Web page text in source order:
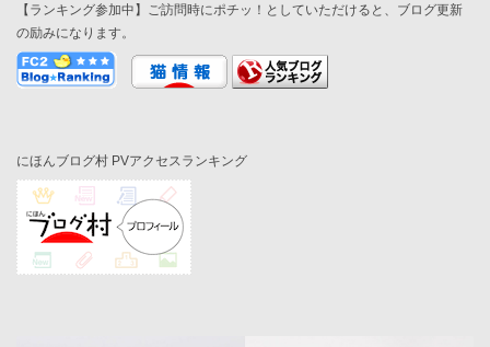
【ランキング参加中】ご訪問時にポチッ！としていただけると、ブログ更新
の励みになります。
にほんブログ村 PVアクセスランキング